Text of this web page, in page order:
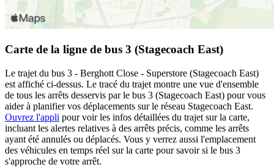
Carte de la ligne de bus 3 (Stagecoach East)
Le trajet du bus 3 - Berghott Close - Superstore (Stagecoach East)
est affiché ci-dessus. Le tracé du trajet montre une vue d'ensemble
de tous les arrêts desservis par le bus 3 (Stagecoach East) pour vous
aider à planifier vos déplacements sur le réseau Stagecoach East.
Ouvrez l'appli pour voir les infos détaillées du trajet sur la carte,
incluant les alertes relatives à des arrêts précis, comme les arrêts
ayant été annulés ou déplacés. Vous y verrez aussi l'emplacement
des véhicules en temps réel sur la carte pour savoir si le bus 3
s'approche de votre arrêt.